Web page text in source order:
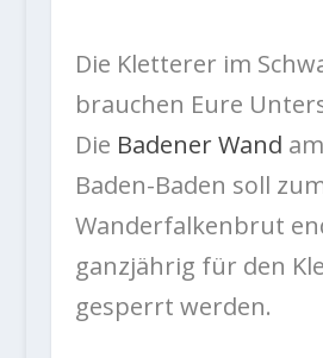
Die Kletterer im
brauchen Eure
Die Badener Wand
Baden-Baden soll
Wanderfalkenbrut
ganzjährig für den
gesperrt werden.